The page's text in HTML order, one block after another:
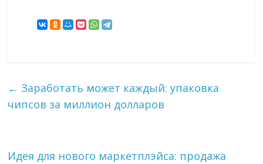
← Заработать может каждый: упаковка
чипсов за миллион долларов
Идея для нового маркетплэйса: продажа